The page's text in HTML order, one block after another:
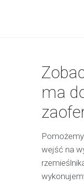
ma
wejść na